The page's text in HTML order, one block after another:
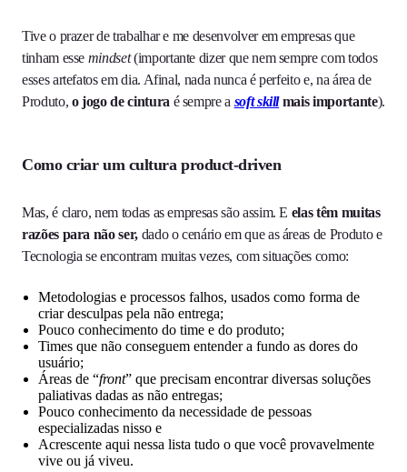
Tive o prazer de trabalhar e me desenvolver em empresas que
tinham esse mindset(importante dizer que nem sempre com todos
esses artefatos em dia. Afinal, nada nunca é perfeito e, na área de
Produto, o jogo de cintura é sempre a soft skillmais importante).
Como criar um cultura product-driven
Mas, é claro, nem todas as empresas são assim. E elas têm muitas
razões para não ser,dado o cenário em que as áreas de Produto e
Tecnologia se encontram muitas vezes, com situações como:
Metodologias e processos falhos, usados como forma de
criar desculpas pela não entrega;
Pouco conhecimento do time e do produto;
Times que não conseguem entender a fundo as dores do
usuário;
Áreas de “front” que precisam encontrar diversas soluções
paliativas dadas as não entregas;
Pouco conhecimento da necessidade de pessoas
especializadas nisso e
Acrescente aqui nessa lista tudo o que você provavelmente
vive ou já viveu.